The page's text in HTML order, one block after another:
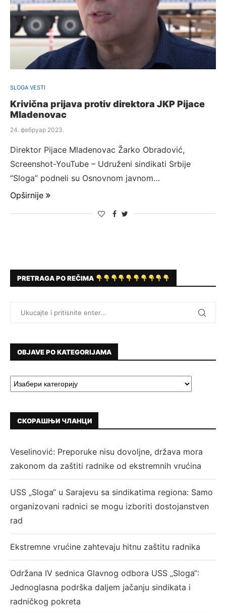
SLOGA VESTI
Krivična prijava protiv direktora JKP Pijace
Mladenovac
24. фебруар 2023.
Direktor Pijace Mladenovac Žarko Obradović,
Screenshot-YouTube – Udruženi sindikati Srbije
“Sloga” podneli su Osnovnom javnom…
Opširnije
PRETRAGA PO REČIMA
OBJAVE PO KATEGORIJAMA
СКОРАШЊИ ЧЛАНЦИ
Veselinović: Preporuke nisu dovoljne, država mora
zakonom da zaštiti radnike od ekstremnih vrućina
USS „Sloga“ u Sarajevu sa sindikatima regiona: Samo
organizovani radnici se mogu izboriti dostojanstven
rad
Ekstremne vrućine zahtevaju hitnu zaštitu radnika
Održana IV sednica Glavnog odbora USS „Sloga“:
Jednoglasna podrška daljem jačanju sindikata i
radničkog pokreta